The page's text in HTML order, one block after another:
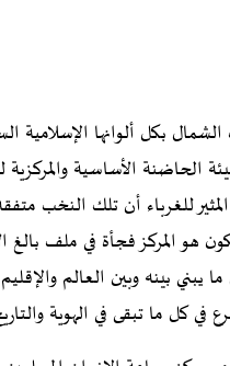
بكل ألوانها الإسلامية
الحاضنة الأساسية
للغرباء أن تلك النخب
المركز فجأة في ملف بالغ
يبني بينه وبين العالم
كل ما تبقى في الهوية